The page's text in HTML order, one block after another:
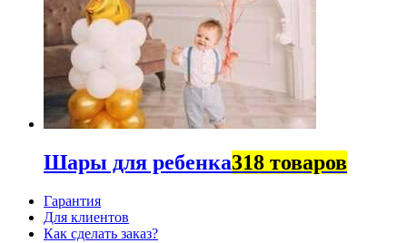
Шары для ребенка318 товаров
Гарантия
Для клиентов
Как сделать заказ?